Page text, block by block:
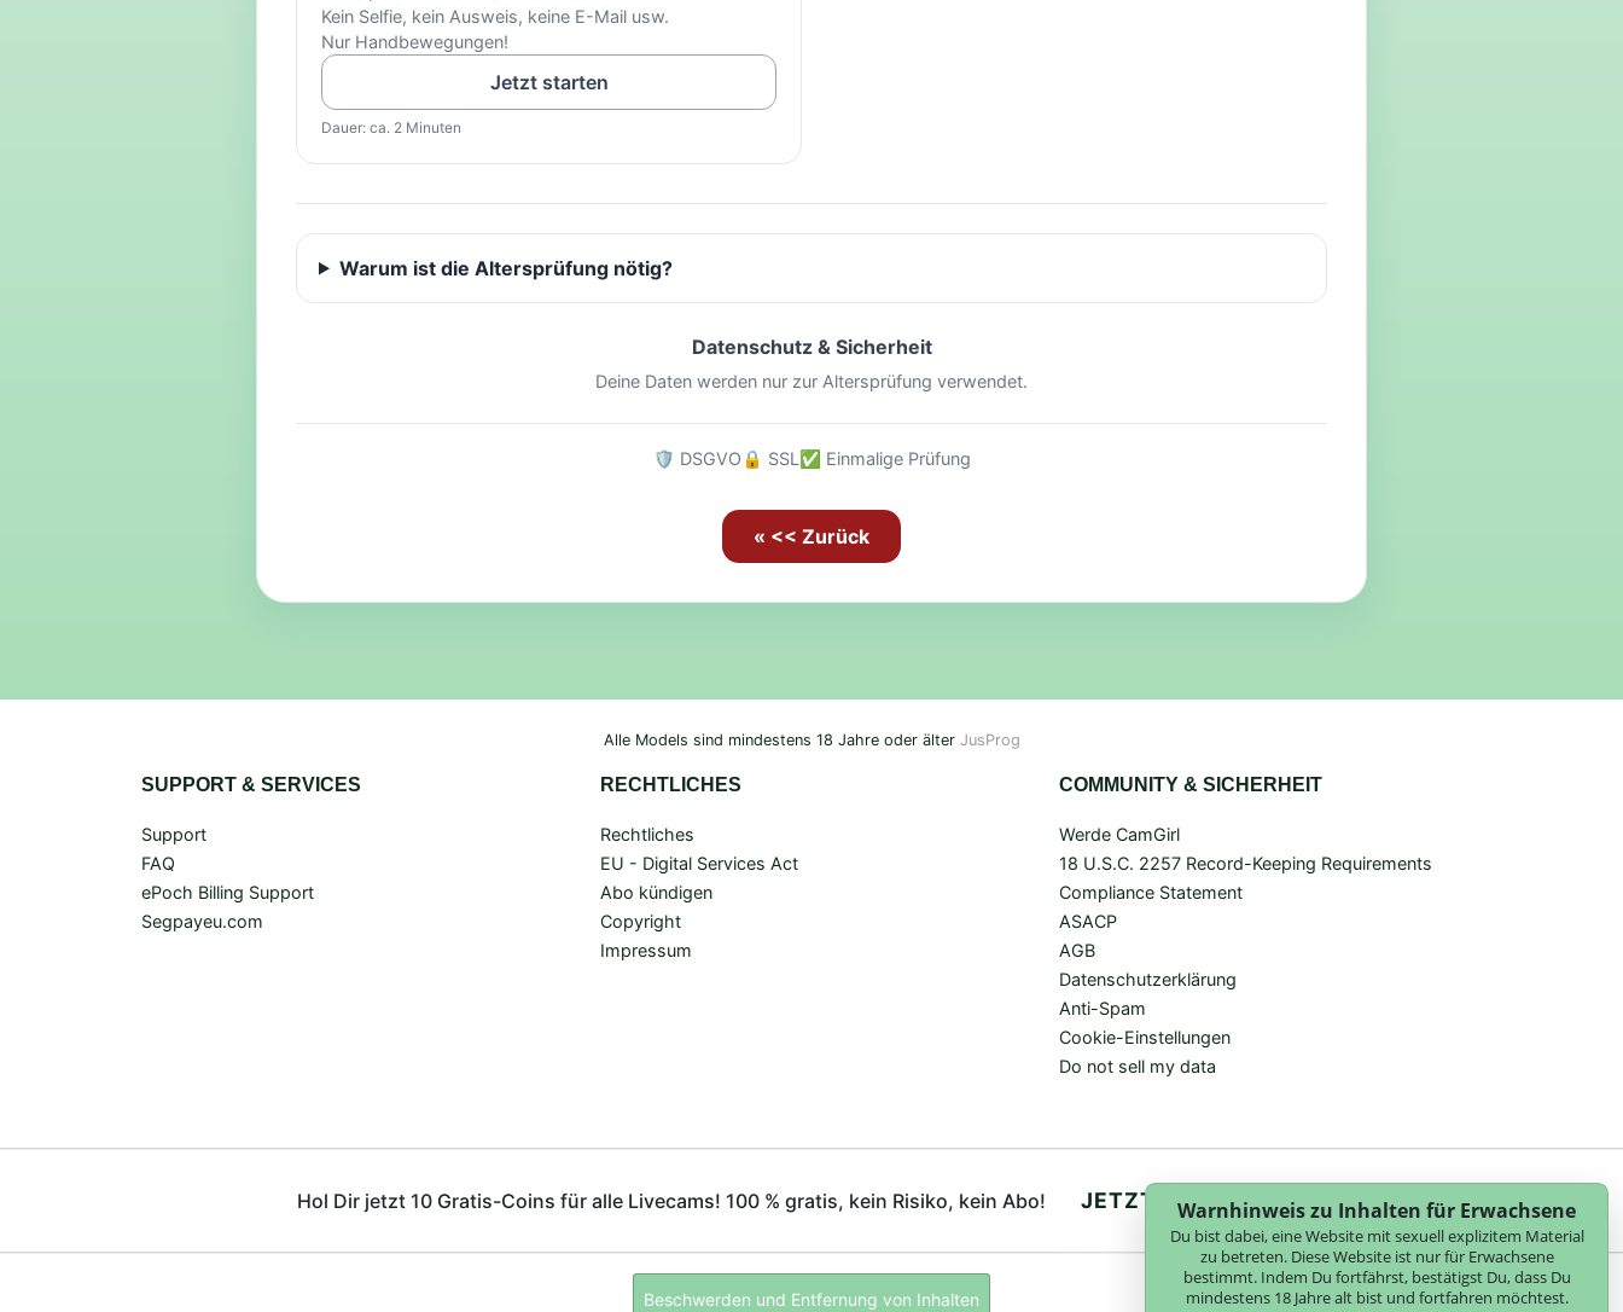
Kein Selfie, kein Ausweis, keine E-Mail usw.
Nur Handbewegungen!
Jetzt starten
Dauer: ca. 2 Minuten
Warum ist die Altersprüfung nötig?
Datenschutz & Sicherheit
Deine Daten werden nur zur Altersprüfung verwendet.
🛡️ DSGVO 🔒 SSL ✅ Einmalige Prüfung
« << Zurück
Alle Models sind mindestens 18 Jahre oder älter JusProg
SUPPORT & SERVICES
Support
FAQ
ePoch Billing Support
Segpayeu.com
RECHTLICHES
Rechtliches
EU - Digital Services Act
Abo kündigen
Copyright
Impressum
COMMUNITY & SICHERHEIT
Werde CamGirl
18 U.S.C. 2257 Record-Keeping Requirements
Compliance Statement
ASACP
AGB
Datenschutzerklärung
Anti-Spam
Cookie-Einstellungen
Do not sell my data
Hol Dir jetzt 10 Gratis-Coins für alle Livecams! 100 % gratis, kein Risiko, kein Abo! JETZT ANMELDEN
Beschwerden und Entfernung von Inhalten
Warnhinweis zu Inhalten für Erwachsene
Du bist dabei, eine Website mit sexuell explizitem Material
zu betreten. Diese Website ist nur für Erwachsene
bestimmt. Indem Du fortfährst, bestätigst Du, dass Du
mindestens 18 Jahre alt bist und fortfahren möchtest.